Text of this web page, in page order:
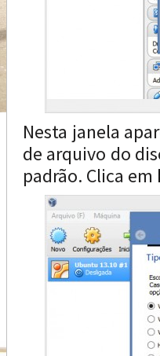
Nesta janela
de arquivo do
padrão. Clica em